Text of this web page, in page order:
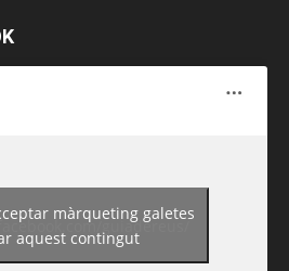
guiadereus/
màrqueting galetes
aquest contingut